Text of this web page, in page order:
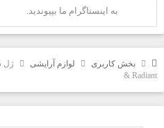
به اینستاگرام ما بپیوندید.
بخش کاربری لوازم آرایشی
& Radiant